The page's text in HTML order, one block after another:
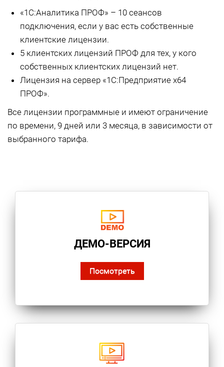
«1С:Аналитика ПРОФ» – 10 сеансов
подключения, если у вас есть собственные
клиентские лицензии.
5 клиентских лицензий ПРОФ для тех, у кого
собственных клиентских лицензий нет.
Лицензия на сервер «1С:Предприятие x64
ПРОФ».
Все лицензии программные и имеют ограничение
по времени, 9 дней или 3 месяца, в зависимости от
выбранного тарифа.
ДЕМО-ВЕРСИЯ
Посмотреть